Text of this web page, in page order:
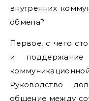
внутренних
обмена?
Первое, с чего
и
Руководство
общение между